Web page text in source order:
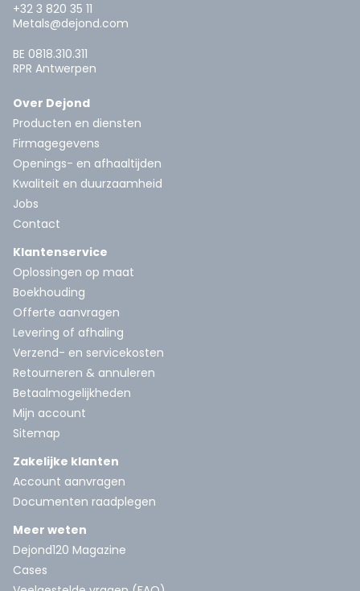
+32 3 820 35 11
Metals@dejond.com
BE 0818.310.311
RPR Antwerpen
Over Dejond
Producten en diensten
Firmagegevens
Openings- en afhaaltijden
Kwaliteit en duurzaamheid
Jobs
Contact
Klantenservice
Oplossingen op maat
Boekhouding
Offerte aanvragen
Levering of afhaling
Verzend- en servicekosten
Retourneren & annuleren
Betaalmogelijkheden
Mijn account
Sitemap
Zakelijke klanten
Account aanvragen
Documenten raadplegen
Meer weten
Dejond120 Magazine
Cases